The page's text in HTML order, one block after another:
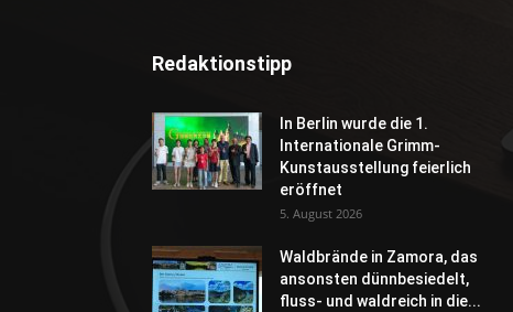
Redaktionstipp
In Berlin wurde die 1.
Internationale Grimm-
Kunstausstellung feierlich
eröffnet
5. August 2026
Waldbrände in Zamora, das
ansonsten dünnbesiedelt,
fluss- und waldreich in die...